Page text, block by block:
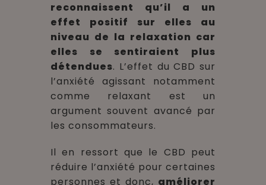
reconnaissent qu’il a un
effet positif sur elles au
niveau de la relaxation car
elles se sentiraient plus
détendues. L’effet du CBD sur
l’anxiété agissant notamment
comme relaxant est un
argument souvent avancé par
les consommateurs.
Il en ressort que le CBD peut
réduire l’anxiété pour certaines
personnes et donc, améliorer